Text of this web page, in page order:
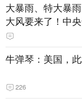
大暴雨、特大暴
大风要来了！中
天到明天，浙江
牛弹琴：美国，
226